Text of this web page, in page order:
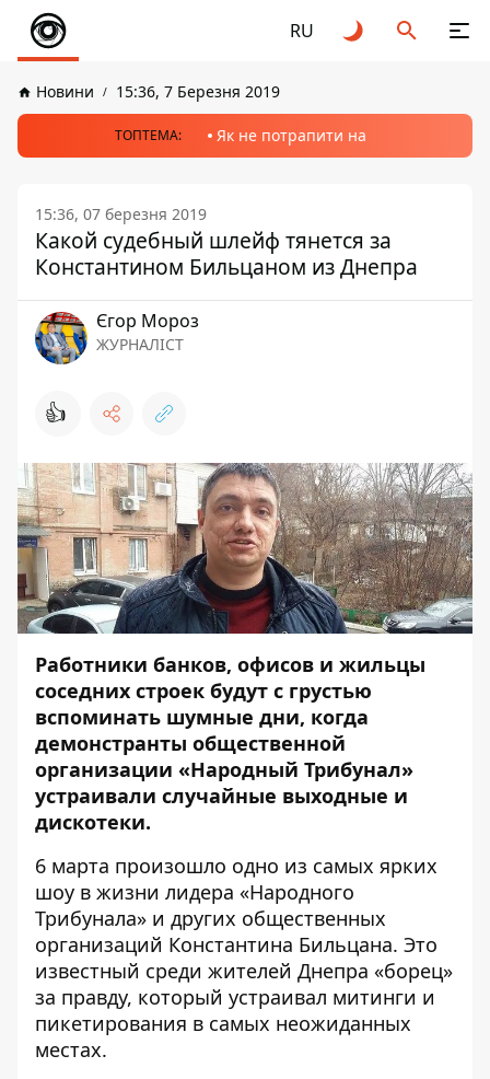
RU
Новини 15:36, 7 Березня 2019
ТОПТЕМА: Як не потрапити на
15:36, 07 березня 2019
Какой судебный шлейф тянется за
Константином Бильцаном из Днепра
Єгор Мороз
ЖУРНАЛІСТ
👍
Работники банков, офисов и жильцы
соседних строек будут с грустью
вспоминать шумные дни, когда
демонстранты общественной
организации «Народный Трибунал»
устраивали случайные выходные и
дискотеки.
6 марта произошло одно из самых ярких
шоу в жизни лидера «Народного
Трибунала» и других общественных
организаций Константина Бильцана. Это
известный среди жителей Днепра «борец»
за правду, который устраивал митинги и
пикетирования в самых неожиданных
местах.